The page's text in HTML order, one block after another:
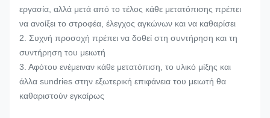
εργασία, αλλά μετά από το τέλος κάθε μετατόπισης πρέπει
να ανοίξει το στροφέα, έλεγχος αγκώνων και να καθαρίσει
2. Συχνή προσοχή πρέπει να δοθεί στη συντήρηση και τη
συντήρηση του μειωτή
3. Αφότου ενέμειναν κάθε μετατόπιση, το υλικό μίξης και
άλλα sundries στην εξωτερική επιφάνεια του μειωτή θα
καθαριστούν εγκαίρως